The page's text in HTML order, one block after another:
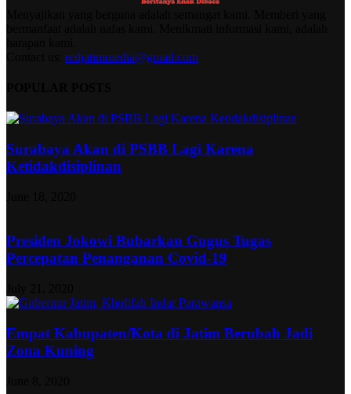
redjatimmedia@gmail.com
Surabaya Akan di PSBB Lagi Karena
Ketidakdisiplinan
Presiden Jokowi Bubarkan Gugus Tugas
Percepatan Penanganan Covid-19
Empat Kabupaten/Kota di Jatim Berubah Jadi
Zona Kuning